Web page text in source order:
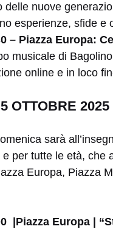
delle nuove
esperienze, sfide e
– Piazza Europa:
musicale di Bagolino
online e in loco
OTTOBRE 2025
sarà
per tutte le età, che
Europa, Piazza
|Piazza Europa |